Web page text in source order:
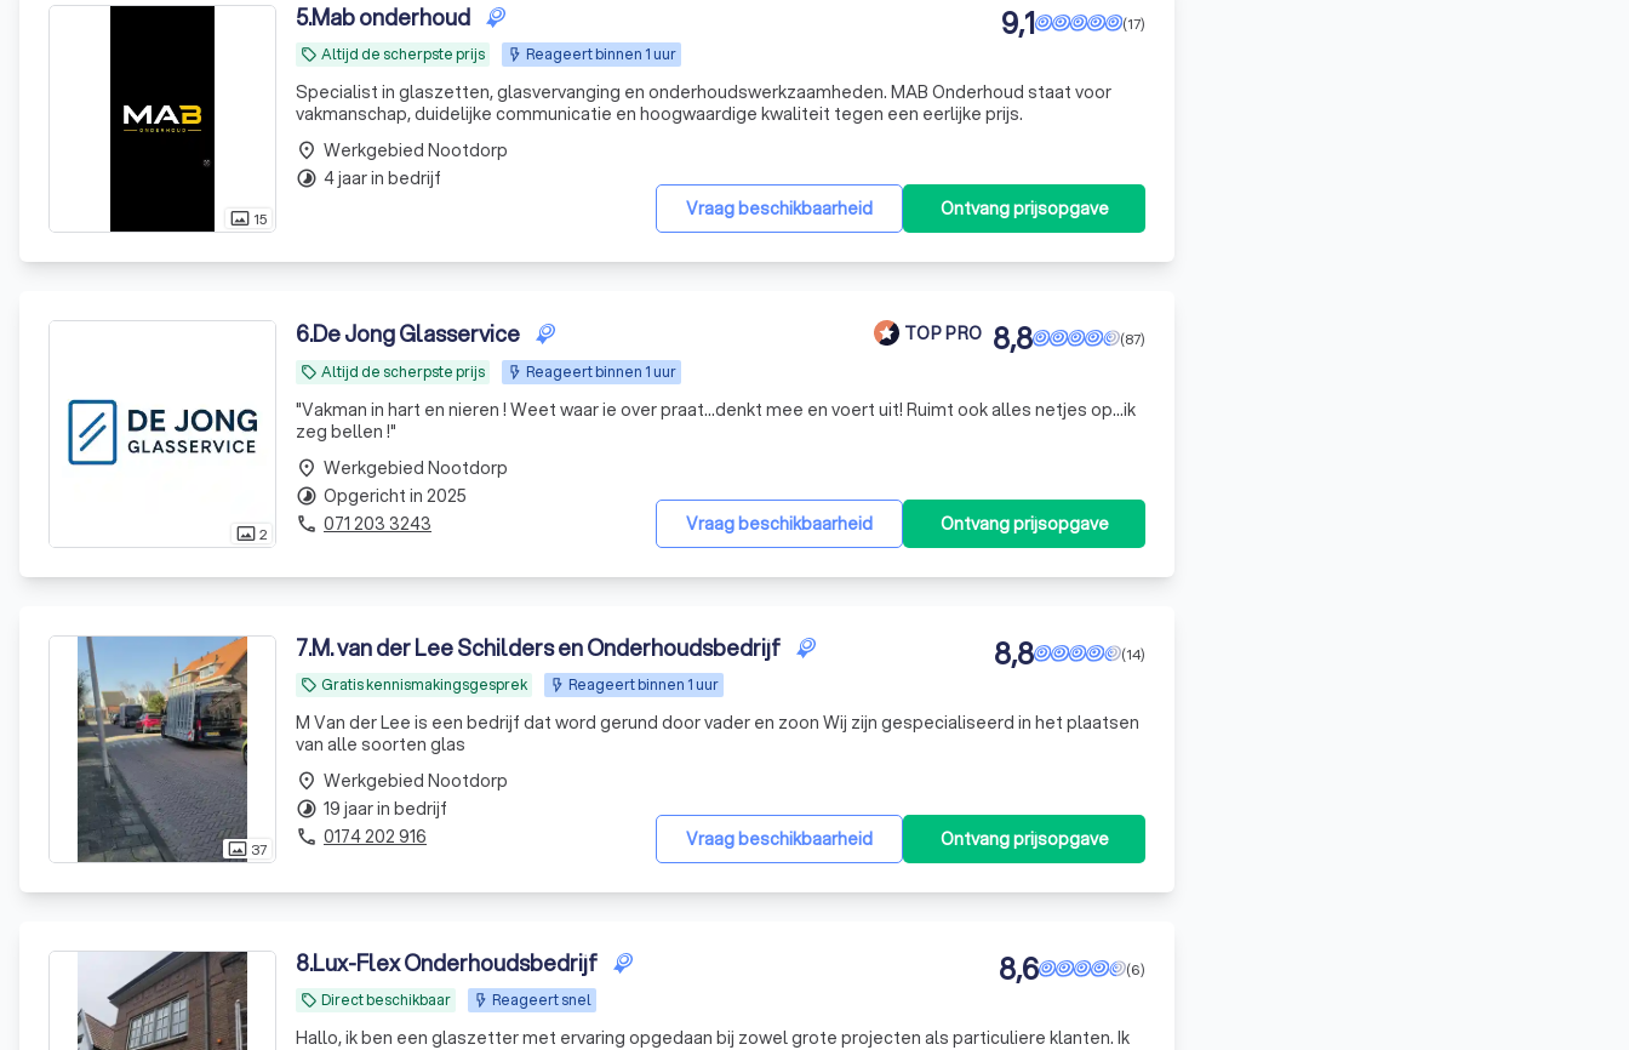
photo_size_select_actual 15
5.Mab onderhoud
local_offer Altijd de scherpste prijs Reageert binnen 1 uur
(17)
9,1
Specialist in glaszetten, glasvervanging en onderhoudswerkzaamheden. MAB Onderhoud staat voor
vakmanschap, duidelijke communicatie en hoogwaardige kwaliteit tegen een eerlijke prijs.
Vraag beschikbaarheid Ontvang prijsopgave
place Werkgebied Nootdorp
timelapse 4 jaar in bedrijf
photo_size_select_actual2
6.De Jong Glasservice TOP PRO
local_offer Altijd de scherpste prijs Reageert binnen 1 uur
(87)
8,8
"Vakman in hart en nieren ! Weet waar ie over praat...denkt mee en voert uit! Ruimt ook alles netjes op...ik
zeg bellen !"
Vraag beschikbaarheid Ontvang prijsopgave
place Werkgebied Nootdorp
timelapse Opgericht in 2025
phone 071 203 3243
photo_size_select_actual 37
7.M. van der Lee Schilders en Onderhoudsbedrijf
local_offer Gratis kennismakingsgesprek Reageert binnen 1 uur
(14)
8,8
M Van der Lee is een bedrijf dat word gerund door vader en zoon Wij zijn gespecialiseerd in het plaatsen
van alle soorten glas
Vraag beschikbaarheid Ontvang prijsopgave
place Werkgebied Nootdorp
timelapse 19 jaar in bedrijf
phone 0174 202 916
8.Lux-Flex Onderhoudsbedrijf
local_offer Direct beschikbaar Reageert snel
(6)
8,6
Hallo, ik ben een glaszetter met ervaring opgedaan bij zowel grote projecten als particuliere klanten. Ik